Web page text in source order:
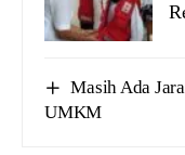
Masih Ada
UMKM